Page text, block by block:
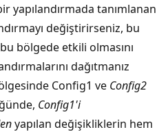
yapılandırmada tanımlanan
değiştirirseniz, bu
bölgede etkili olmasını
dağıtmanız
Config1 ve Config2
Config1'i
yapılan değişikliklerin hem